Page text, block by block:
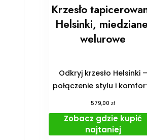
Krzesło
Helsinki,
welurowe
Odkryj krzesło Helsinki –
połączenie stylu i
579,00zł
Zobacz gdzie kupić
najtaniej